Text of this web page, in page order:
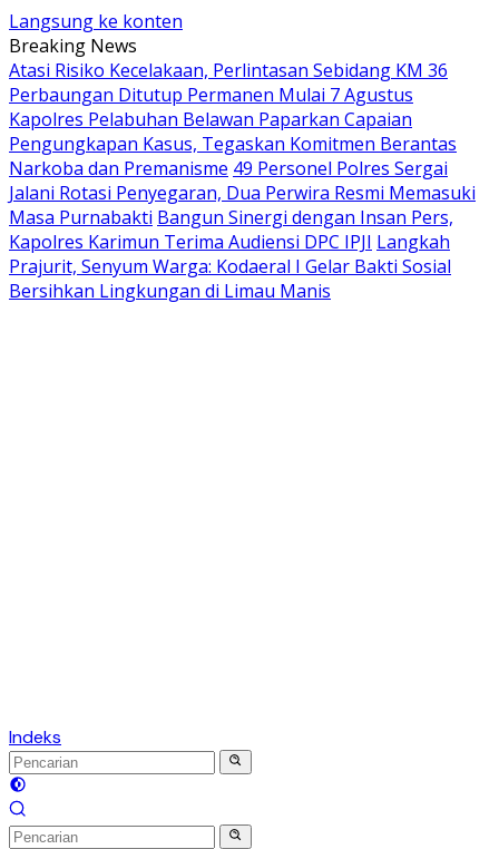
Langsung ke konten
Breaking News
Atasi Risiko Kecelakaan, Perlintasan Sebidang KM 36
Perbaungan Ditutup Permanen Mulai 7 Agustus
Kapolres Pelabuhan Belawan Paparkan Capaian
Pengungkapan Kasus, Tegaskan Komitmen Berantas
Narkoba dan Premanisme 49 Personel Polres Sergai
Jalani Rotasi Penyegaran, Dua Perwira Resmi Memasuki
Masa Purnabakti Bangun Sinergi dengan Insan Pers,
Kapolres Karimun Terima Audiensi DPC IPJI Langkah
Prajurit, Senyum Warga: Kodaeral I Gelar Bakti Sosial
Bersihkan Lingkungan di Limau Manis
Indeks